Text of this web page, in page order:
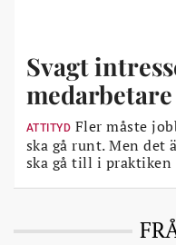
Svagt
medarbetare
ATTITYD Fler måste
ska gå runt. Men det
ska gå till i praktiken